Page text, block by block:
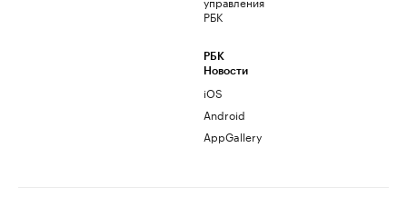
РБК
РБК
Новости
iOS
Android
AppGallery